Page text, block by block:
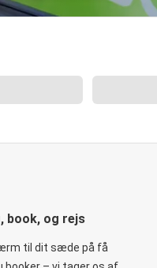
book, og rejs
til dit sæde på få